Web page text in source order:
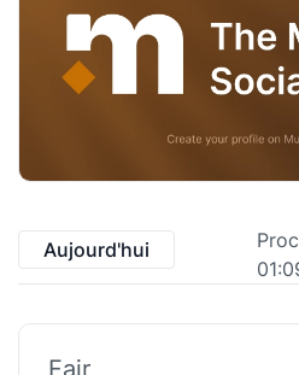
Aujourd'hui
Fajr